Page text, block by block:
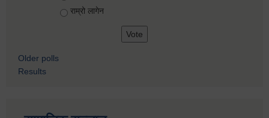
राम्रो लागेन
Older polls
Results